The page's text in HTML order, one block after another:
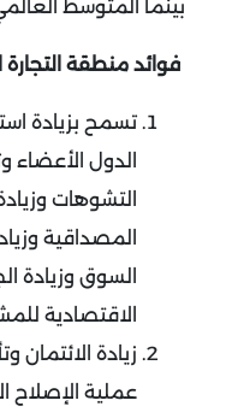
بينما المتوسط العالمي
فوائد منطقة التجارة
تسمح بزيادة
الدول الأعضاء
التشوهات
المصداقية
السوق وزيادة
الاقتصادية
زيادة الائتمان
عملية الإصلاح